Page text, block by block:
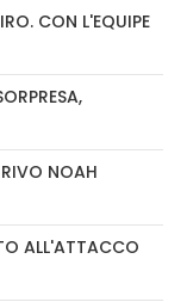
CON L'EQUIPE
NOAH
ALL'ATTACCO